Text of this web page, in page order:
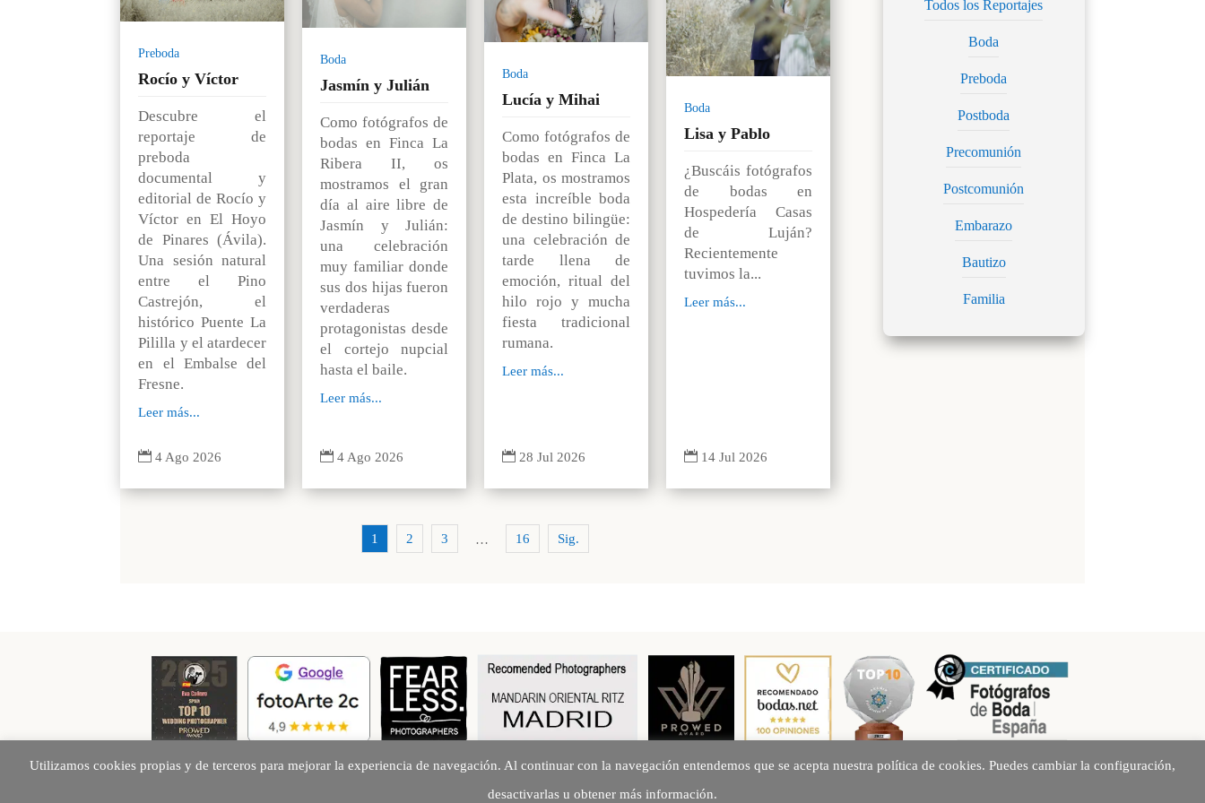
Preboda
Rocío y Víctor
Descubre el
reportaje de
preboda
documental y
editorial de Rocío y
Víctor en El Hoyo
de Pinares (Ávila).
Una sesión natural
entre el Pino
Castrejón, el
histórico Puente La
Pililla y el atardecer
en el Embalse del
Fresne.
Leer más...
 4 Ago 2026
Boda
Jasmín y Julián
Como fotógrafos de
bodas en Finca La
Ribera II, os
mostramos el gran
día al aire libre de
Jasmín y Julián:
una celebración
muy familiar donde
sus dos hijas fueron
verdaderas
protagonistas desde
el cortejo nupcial
hasta el baile.
Leer más...
 4 Ago 2026
Boda
Lucía y Mihai
Como fotógrafos de
bodas en Finca La
Plata, os mostramos
esta increíble boda
de destino bilingüe:
una celebración de
tarde llena de
emoción, ritual del
hilo rojo y mucha
fiesta tradicional
rumana.
Leer más...
 28 Jul 2026
Boda
Lisa y Pablo
¿Buscáis fotógrafos
de bodas en
Hospedería Casas
de Luján?
Recientemente
tuvimos la...
Leer más...
 14 Jul 2026
1 2 3 … 16 Sig.
Todos los Reportajes
Boda
Preboda
Postboda
Precomunión
Postcomunión
Embarazo
Bautizo
Familia
Utilizamos cookies propias y de terceros para mejorar la experiencia de navegación. Al continuar con la navegación entendemos que se acepta nuestra política de cookies. Puedes cambiar la configuración,
desactivarlas u obtener más información.